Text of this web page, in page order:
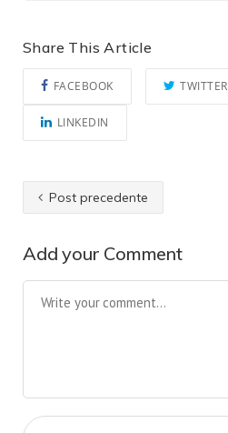
Share This Article
FACEBOOK TWITTER
LINKEDIN
Post precedente
Add your Comment